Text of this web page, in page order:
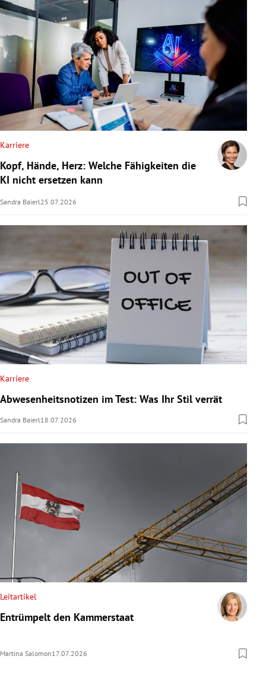
Karriere
Kopf, Hände, Herz: Welche Fähigkeiten die
KI nicht ersetzen kann
Sandra Baierl 25.07.2026
Karriere
Abwesenheitsnotizen im Test: Was Ihr Stil verrät
Sandra Baierl 18.07.2026
Leitartikel
Entrümpelt den Kammerstaat
Martina Salomon17.07.2026